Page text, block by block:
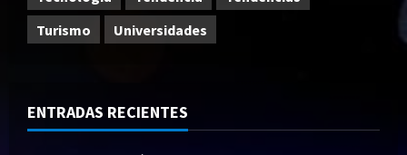
Turismo
Universidades
ENTRADAS RECIENTES